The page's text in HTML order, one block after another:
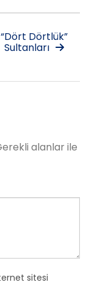
Dörtlük”
Sultanları
alanlar ile
sitesi